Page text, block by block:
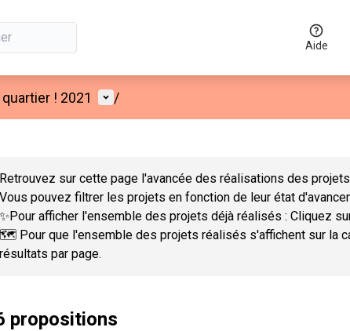
Aide
! 2021 Menu utilisateur
/
Retrouvez sur cette page l'avancée des réalisations des
Vous pouvez filtrer les projets en fonction de leur état
✨Pour afficher l'ensemble des projets déjà réalisés : Cliquez
🗺️ Pour que l'ensemble des projets réalisés s'affichent sur la
résultats par page.
propositions